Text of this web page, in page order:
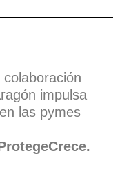
impulsa
las pymes